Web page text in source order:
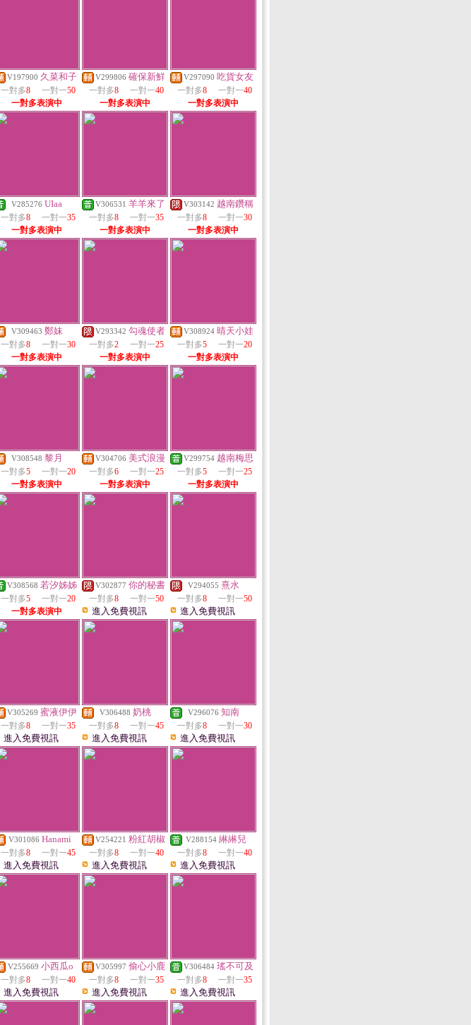
V197900 久菜和子
一對多8 一對一50
一對多表演中
V299806 確保新鮮
一對多8 一對一40
一對多表演中
V297090 吃貨女友
一對多8 一對一40
一對多表演中
V285276 UIaa
一對多8 一對一35
一對多表演中
V306531 羊羊來了
一對多8 一對一35
一對多表演中
V303142 越南鑽稱
一對多8 一對一30
一對多表演中
V309463 鄭妹
一對多8 一對一30
一對多表演中
V293342 勾魂使者
一對多2 一對一25
一對多表演中
V308924 晴天小娃
一對多5 一對一20
一對多表演中
V308548 黎月
一對多5 一對一20
一對多表演中
V304706 美式浪漫
一對多6 一對一25
一對多表演中
V299754 越南梅思
一對多5 一對一25
一對多表演中
V308568 若汐姊姊
一對多5 一對一20
一對多表演中
V302877 你的秘書
一對多8 一對一50
進入免費視訊
V294055 熹水
一對多8 一對一50
進入免費視訊
V305269 蜜液伊伊
一對多8 一對一35
進入免費視訊
V306488 奶桃
一對多8 一對一45
進入免費視訊
V296076 知南
一對多8 一對一30
進入免費視訊
V301086 Hanami
一對多8 一對一45
進入免費視訊
V254221 粉紅胡椒
一對多8 一對一40
進入免費視訊
V288154 綝綝兒
一對多8 一對一40
進入免費視訊
V255669 小西瓜o
一對多8 一對一40
進入免費視訊
V305997 偷心小鹿
一對多8 一對一35
進入免費視訊
V306484 瑤不可及
一對多8 一對一35
進入免費視訊